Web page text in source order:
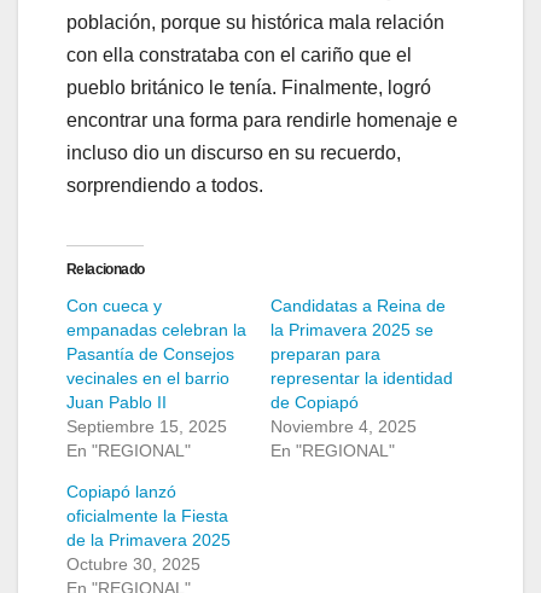
población, porque su histórica mala relación
con ella constrataba con el cariño que el
pueblo británico le tenía. Finalmente, logró
encontrar una forma para rendirle homenaje e
incluso dio un discurso en su recuerdo,
sorprendiendo a todos.
Relacionado
Con cueca y
empanadas celebran la
Pasantía de Consejos
vecinales en el barrio
Juan Pablo II
Septiembre 15, 2025
En "REGIONAL"
Candidatas a Reina de
la Primavera 2025 se
preparan para
representar la identidad
de Copiapó
Noviembre 4, 2025
En "REGIONAL"
Copiapó lanzó
oficialmente la Fiesta
de la Primavera 2025
Octubre 30, 2025
En "REGIONAL"